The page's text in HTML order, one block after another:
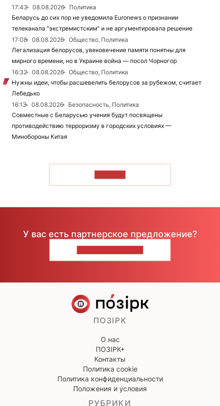
17:43
08.08.2026
Политика
Беларусь до сих пор не уведомила Euronews о признании
телеканала "экстремистским" и не аргументировала решение
17:08
08.08.2026
Общество, Политика
Легализация белорусов, увековечение памяти понятны для
мирного времени, но в Украине война — посол Чорногор
16:32
08.08.2026
Общество, Политика
Нужны идеи, чтобы расшевелить белорусов за рубежом, считает
Лебедько
16:13
08.08.2026
Безопасность, Политика
Совместные с Беларусью учения будут посвящены
противодействию терроризму в городских условиях —
Минобороны Китая
У вас есть партнерское предложение?
ПОЗІРК
О нас
ПОЗІРК+
Контакты
Политика cookie
Политика конфиденциальности
Положения и условия
РУБРИКИ